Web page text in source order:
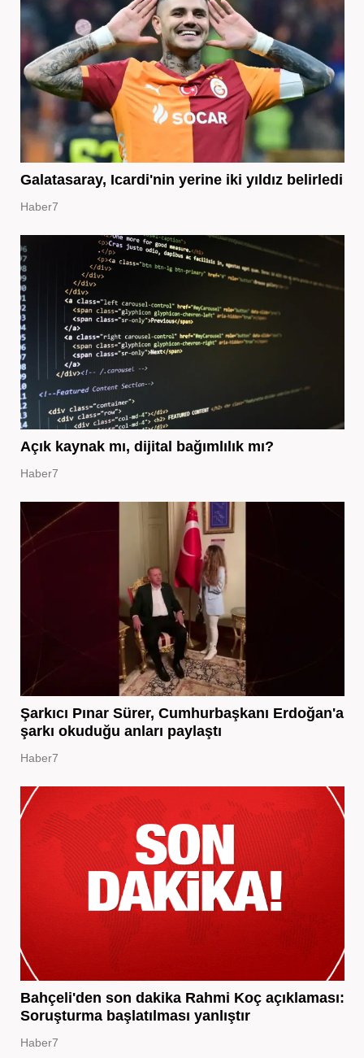
Galatasaray, Icardi'nin yerine iki yıldız belirledi
Haber7
Açık kaynak mı, dijital bağımlılık mı?
Haber7
Şarkıcı Pınar Sürer, Cumhurbaşkanı Erdoğan'a
şarkı okuduğu anları paylaştı
Haber7
Bahçeli'den son dakika Rahmi Koç açıklaması:
Soruşturma başlatılması yanlıştır
Haber7